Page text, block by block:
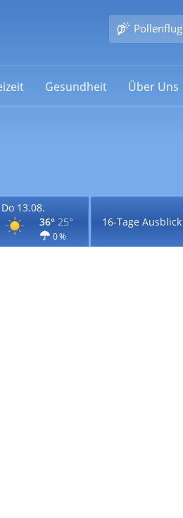
Pollenflug
Gesundheit Über Uns
Do 13.08.
36° 25°
0 %
16-Tage Ausblick